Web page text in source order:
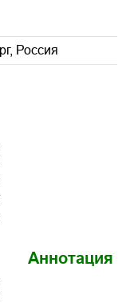
Россия
Аннотация